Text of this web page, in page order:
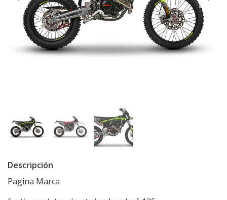
Descripción
Pagina Marca